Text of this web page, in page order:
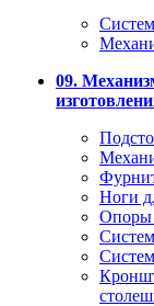
09.
Ноги
Опоры